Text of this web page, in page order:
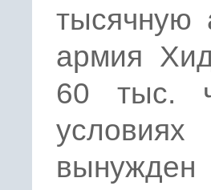
тысячную
армия
60 тыс.